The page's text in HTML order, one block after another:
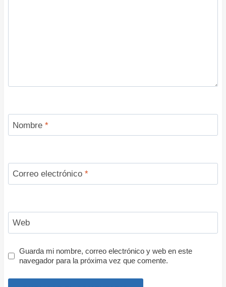
Nombre *
Correo electrónico *
Web
Guarda mi nombre, correo electrónico y web en este
navegador para la próxima vez que comente.